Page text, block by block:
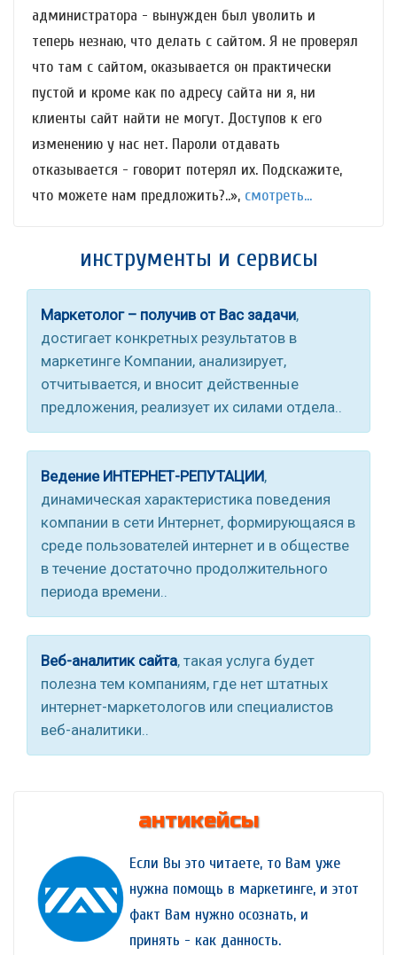
администратора - вынужден был уволить и
теперь незнаю, что делать с сайтом. Я не проверял
что там с сайтом, оказывается он практически
пустой и кроме как по адресу сайта ни я, ни
клиенты сайт найти не могут. Доступов к его
изменению у нас нет. Пароли отдавать
отказывается - говорит потерял их. Подскажите,
что можете нам предложить?..», смотреть...
инструменты и сервисы
Маркетолог – получив от Вас задачи,
достигает конкретных результатов в
маркетинге Компании, анализирует,
отчитывается, и вносит действенные
предложения, реализует их силами отдела..
Ведение ИНТЕРНЕТ-РЕПУТАЦИИ,
динамическая характеристика поведения
компании в сети Интернет, формирующаяся в
среде пользователей интернет и в обществе
в течение достаточно продолжительного
периода времени..
Веб-аналитик сайта, такая услуга будет
полезна тем компаниям, где нет штатных
интернет-маркетологов или специалистов
веб-аналитики..
антикейсы
Если Вы это читаете, то Вам уже
нужна помощь в маркетинге, и этот
факт Вам нужно осознать, и
принять - как данность.